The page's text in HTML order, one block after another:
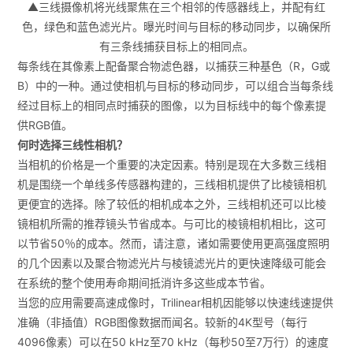
▲三线摄像机将光线聚焦在三个相邻的传感器线上，并配有红
色，绿色和蓝色滤光片。曝光时间与目标的移动同步，以确保所
有三条线捕获目标上的相同点。
每条线在其像素上配备聚合物滤色器，以捕获三种基色（R，G或
B）中的一种。通过使相机与目标的移动同步，可以组合当每条线
经过目标上的相同点时捕获的图像，以为目标线中的每个像素提
供RGB值。
何时选择三线性相机？
当相机的价格是一个重要的决定因素。特别是现在大多数三线相
机是围绕一个单线多传感器构建的，三线相机提供了比棱镜相机
更便宜的选择。除了较低的相机成本之外，三线相机还可以比棱
镜相机所需的推荐镜头节省成本。与可比的棱镜相机相比，这可
以节省50％的成本。然而，请注意，诸如需要使用更高强度照明
的几个因素以及聚合物滤光片与棱镜滤光片的更快速降级可能会
在系统的整个使用寿命期间抵消许多这些成本节省。
当您的应用需要高速成像时，Trilinear相机因能够以快速线速提供
准确（非插值）RGB图像数据而闻名。较新的4K型号（每行
4096像素）可以在50 kHz至70 kHz（每秒50至7万行）的速度